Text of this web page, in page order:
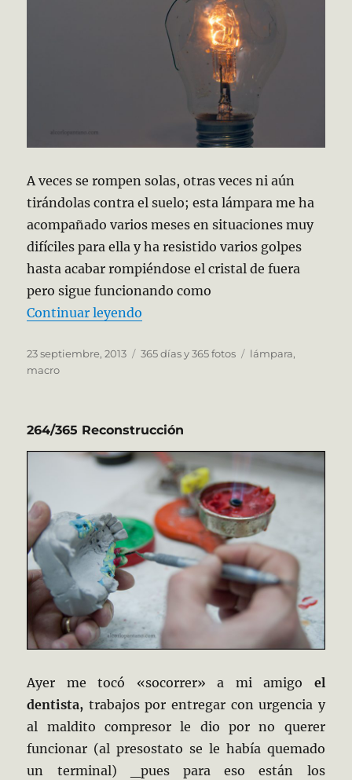
A veces se rompen solas, otras veces ni aún
tirándolas contra el suelo; esta lámpara me ha
acompañado varios meses en situaciones muy
difíciles para ella y ha resistido varios golpes
hasta acabar rompiéndose el cristal de fuera
pero sigue funcionando como
Continuar leyendo
Publicado
el
23 septiembre, 2013 Categorías
365 días y 365 fotos Etiquetas
lámpara,
macro
264/365 Reconstrucción
Ayer me tocó «socorrer» a mi amigo el
dentista, trabajos por entregar con urgencia y
al maldito compresor le dio por no querer
funcionar (al presostato se le había quemado
un terminal) _pues para eso están los